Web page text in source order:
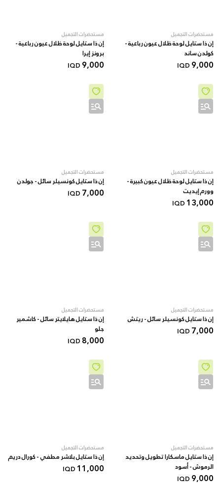
مستحضرات التجميل
إن ذا ستايل لوحة ظلال عيون رباعية -
کولدن ساند
9,000
IQD
مستحضرات التجميل
إن ذا ستايل لوحة ظلال عيون رباعية -
برونز إيرا
9,000
IQD
مستحضرات التجميل
إن ذا ستايل لوحة ظلال عيون كبيرة -
وورم إيديت
13,000
IQD
مستحضرات التجميل
إن ذا ستايل كونسيلر سائل - جولدن
7,000
IQD
مستحضرات التجميل
إن ذا ستايل كونسيلر سائل - ريتش
7,000
IQD
مستحضرات التجميل
إن ذا ستايل هايلايتر سائل - كاشمير
جلو
8,000
IQD
مستحضرات التجميل
إن ذا ستايل ماسكارا تطويل وتحديد
الرموش - أسود
9,000
IQD
مستحضرات التجميل
إن ذا ستايل بلاشر مطفي - كورال دريم
11,000
IQD